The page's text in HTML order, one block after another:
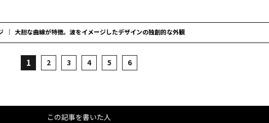
大胆な曲線が特徴。波をイメージしたデザインの独創的な外観
1 2 3 4 5 6
この記事を書いた人